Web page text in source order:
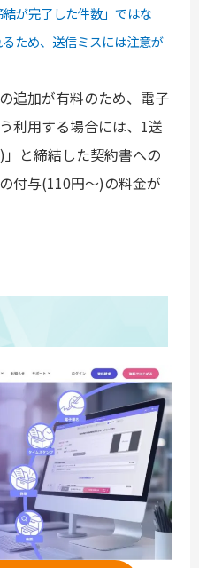
が完了した件数」ではな
ため、送信ミスには注意が
追加が有料のため、電子
利用する場合には、1送
と締結した契約書への
付与(110円～)の料金が